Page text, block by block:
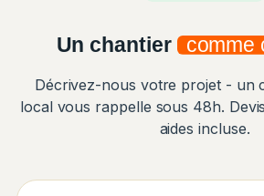
Un chantier comme
Décrivez-nous votre projet - un
local vous rappelle sous 48h.
aides incluse.